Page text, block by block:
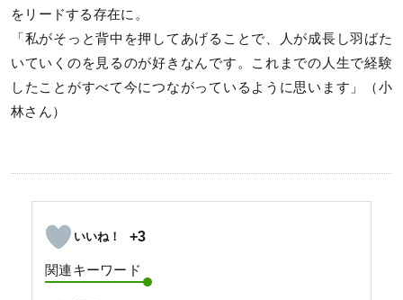
をリードする存在に。
「私がそっと背中を押してあげることで、人が成長し羽ばた
いていくのを見るのが好きなんです。これまでの人生で経験
したことがすべて今につながっているように思います」（小
林さん）
+3
関連キーワード